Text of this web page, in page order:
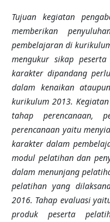
Tujuan kegiatan
memberikan
pembelajaran di
mengukur sikap
karakter dipandang
dalam kenaikan
kurikulum 2013.
tahap perencanaan,
perencanaan yaitu
karakter dalam
modul pelatihandan
dalam menunjang
pelatihan yang
2016. Tahap evaluasi
produk peserta